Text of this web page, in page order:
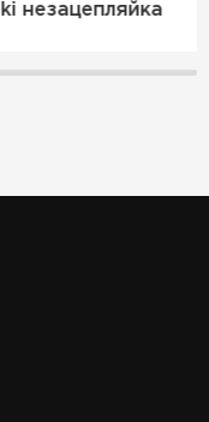
незацепляйка